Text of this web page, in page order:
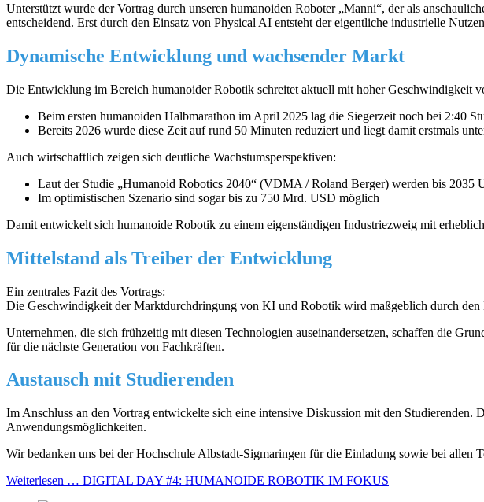
Unterstützt wurde der Vortrag durch unseren humanoiden Roboter „Manni“, der als
entscheidend. Erst durch den Einsatz von Physical AI entsteht der eigentliche industrielle
Dynamische Entwicklung und wachsender Markt
Die Entwicklung im Bereich humanoider Robotik schreitet aktuell mit hoher Geschwindigkeit
Beim ersten humanoiden Halbmarathon im April 2025 lag die Siegerzeit noch bei 2:40
Bereits 2026 wurde diese Zeit auf rund 50 Minuten reduziert und liegt damit erstmals
Auch wirtschaftlich zeigen sich deutliche Wachstumsperspektiven:
Laut der Studie „Humanoid Robotics 2040“ (VDMA / Roland Berger) werden bis 2035
Im optimistischen Szenario sind sogar bis zu 750 Mrd. USD möglich
Damit entwickelt sich humanoide Robotik zu einem eigenständigen Industriezweig mit
Mittelstand als Treiber der Entwicklung
Ein zentrales Fazit des Vortrags:
Die Geschwindigkeit der Marktdurchdringung von KI und Robotik wird maßgeblich durch den
Unternehmen, die sich frühzeitig mit diesen Technologien auseinandersetzen, schaffen die
für die nächste Generation von Fachkräften.
Austausch mit Studierenden
Im Anschluss an den Vortrag entwickelte sich eine intensive Diskussion mit den
Anwendungsmöglichkeiten.
Wir bedanken uns bei der Hochschule Albstadt-Sigmaringen für die Einladung sowie bei allen
Weiterlesen … DIGITAL DAY #4: HUMANOIDE ROBOTIK IM FOKUS